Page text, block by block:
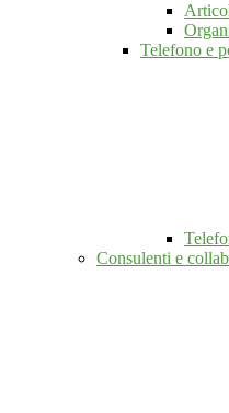
Telefono e
Consulenti e